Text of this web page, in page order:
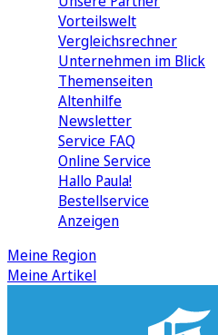
Vorteilswelt
Vergleichsrechner
Unternehmen im Blick
Themenseiten
Altenhilfe
Newsletter
Service FAQ
Online Service
Hallo Paula!
Bestellservice
Anzeigen
Meine Region
Meine Artikel